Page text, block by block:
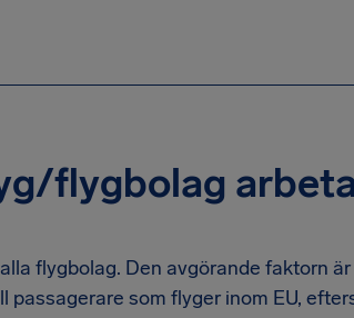
flygbolag
flygbolag. Den avgörande faktorn
passagerare som flyger inom EU,